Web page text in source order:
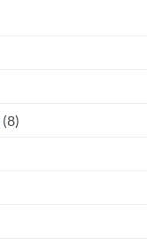
(8)